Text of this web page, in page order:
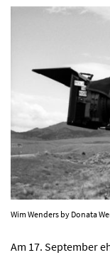
Wim Wenders by Donata
Am 17. September